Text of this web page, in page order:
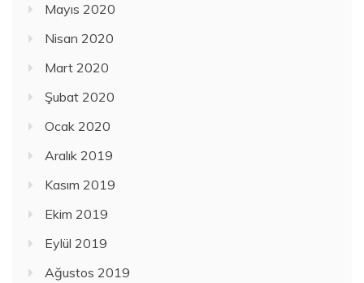
Mayıs 2020
Nisan 2020
Mart 2020
Şubat 2020
Ocak 2020
Aralık 2019
Kasım 2019
Ekim 2019
Eylül 2019
Ağustos 2019